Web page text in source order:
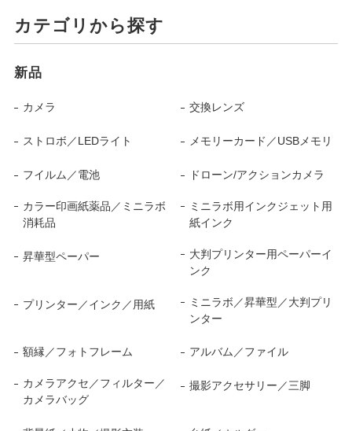
カテゴリから探す
新品
カメラ 交換レンズ
ストロボ／LEDライト メモリーカード／USBメモリ
フイルム／電池 ドローン/アクションカメラ
カラー印画紙薬品／ミニラボ
消耗品
ミニラボ用インクジェット用
紙インク
昇華型ペーパー
大判プリンター用ペーパーイ
ンク
プリンター／インク／用紙
ミニラボ／昇華型／大判プリ
ンター
額縁／フォトフレーム アルバム／ファイル
カメラアクセ／フィルター／
カメラバッグ
撮影アクセサリー／三脚